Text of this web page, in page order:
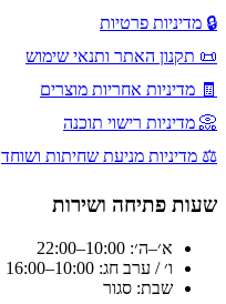
🔒 מדיניות פרטיות
📜 תקנון האתר ותנאי שימוש
🧾 מדיניות אחריות מוצרים
📀 מדיניות רישוי תוכנה
⚖️ מדיניות מניעת שחיתות ושוחד
שעות פתיחה ושירות
א׳–ה׳: 10:00–22:00
ו׳ / ערב חג: 10:00–16:00
שבת: סגור